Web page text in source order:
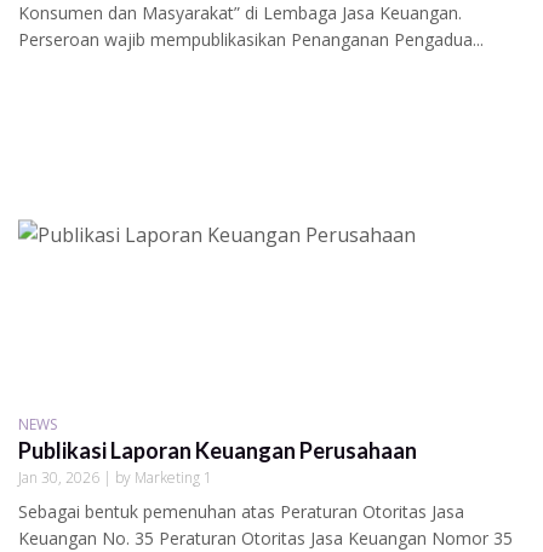
Konsumen dan Masyarakat” di Lembaga Jasa Keuangan.
Perseroan wajib mempublikasikan Penanganan Pengadua...
NEWS
Publikasi Laporan Keuangan Perusahaan
Jan 30, 2026 | by Marketing 1
Sebagai bentuk pemenuhan atas Peraturan Otoritas Jasa
Keuangan No. 35 Peraturan Otoritas Jasa Keuangan Nomor 35